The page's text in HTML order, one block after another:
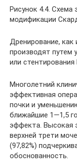
Рисунок 4.4. Схема
модификации
Дренирование,
производят путем
или
Многолетний
эффективная
почки и
ближайшие 1—1,5
эффекта. Высокая
верхней трети
(97,82%)
обоснованность.